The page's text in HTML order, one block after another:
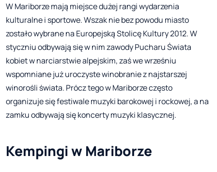
W Mariborze mają miejsce dużej rangi wydarzenia
kulturalne i sportowe. Wszak nie bez powodu miasto
zostało wybrane na Europejską Stolicę Kultury 2012. W
styczniu odbywają się w nim zawody Pucharu Świata
kobiet w narciarstwie alpejskim, zaś we wrześniu
wspomniane już uroczyste winobranie z najstarszej
winorośli świata. Prócz tego w Mariborze często
organizuje się festiwale muzyki barokowej i rockowej, a na
zamku odbywają się koncerty muzyki klasycznej.
Kempingi w Mariborze